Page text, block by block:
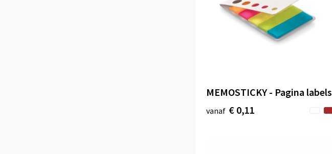
MEMOSTICKY - Pagina labels
vanaf € 0,11